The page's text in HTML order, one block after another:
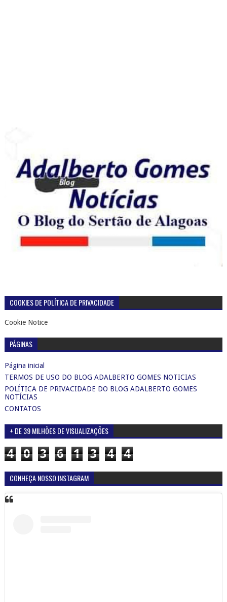
COOKIES DE POLÍTICA DE PRIVACIDADE
Cookie Notice
PÁGINAS
Página inicial
TERMOS DE USO DO BLOG ADALBERTO GOMES NOTICIAS
POLÍTICA DE PRIVACIDADE DO BLOG ADALBERTO GOMES
NOTÍCIAS
CONTATOS
+ DE 39 MILHÕES DE VISUALIZAÇÕES
4 0 3 6 1 3 4 4
CONHEÇA NOSSO INSTAGRAM